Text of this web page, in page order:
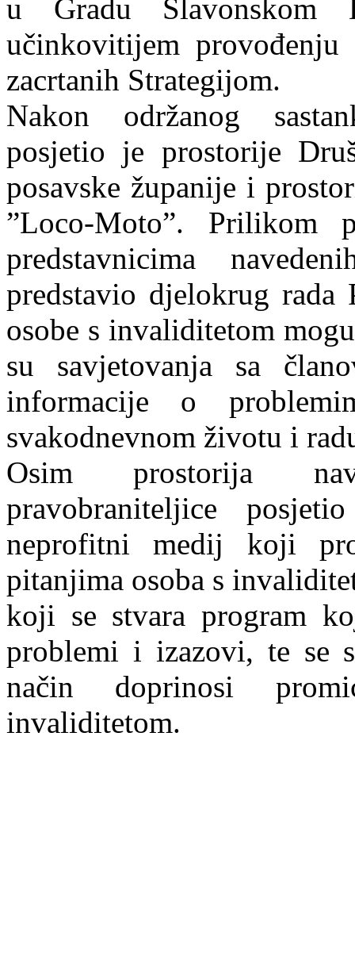
u Gradu
učinkovitijem
zacrtanih Strategijom.
Nakon održanog
posjetio je prostorije
posavske županije i
”Loco-Moto”. Prilikom
predstavnicima
predstavio djelokrug
osobe s invaliditetom
su savjetovanja sa
informacije o
svakodnevnom životu i
Osim prostorija
pravobraniteljice
neprofitni medij koji
pitanjima osoba s
koji se stvara program
problemi i izazovi, te se
način doprinosi
invaliditetom.